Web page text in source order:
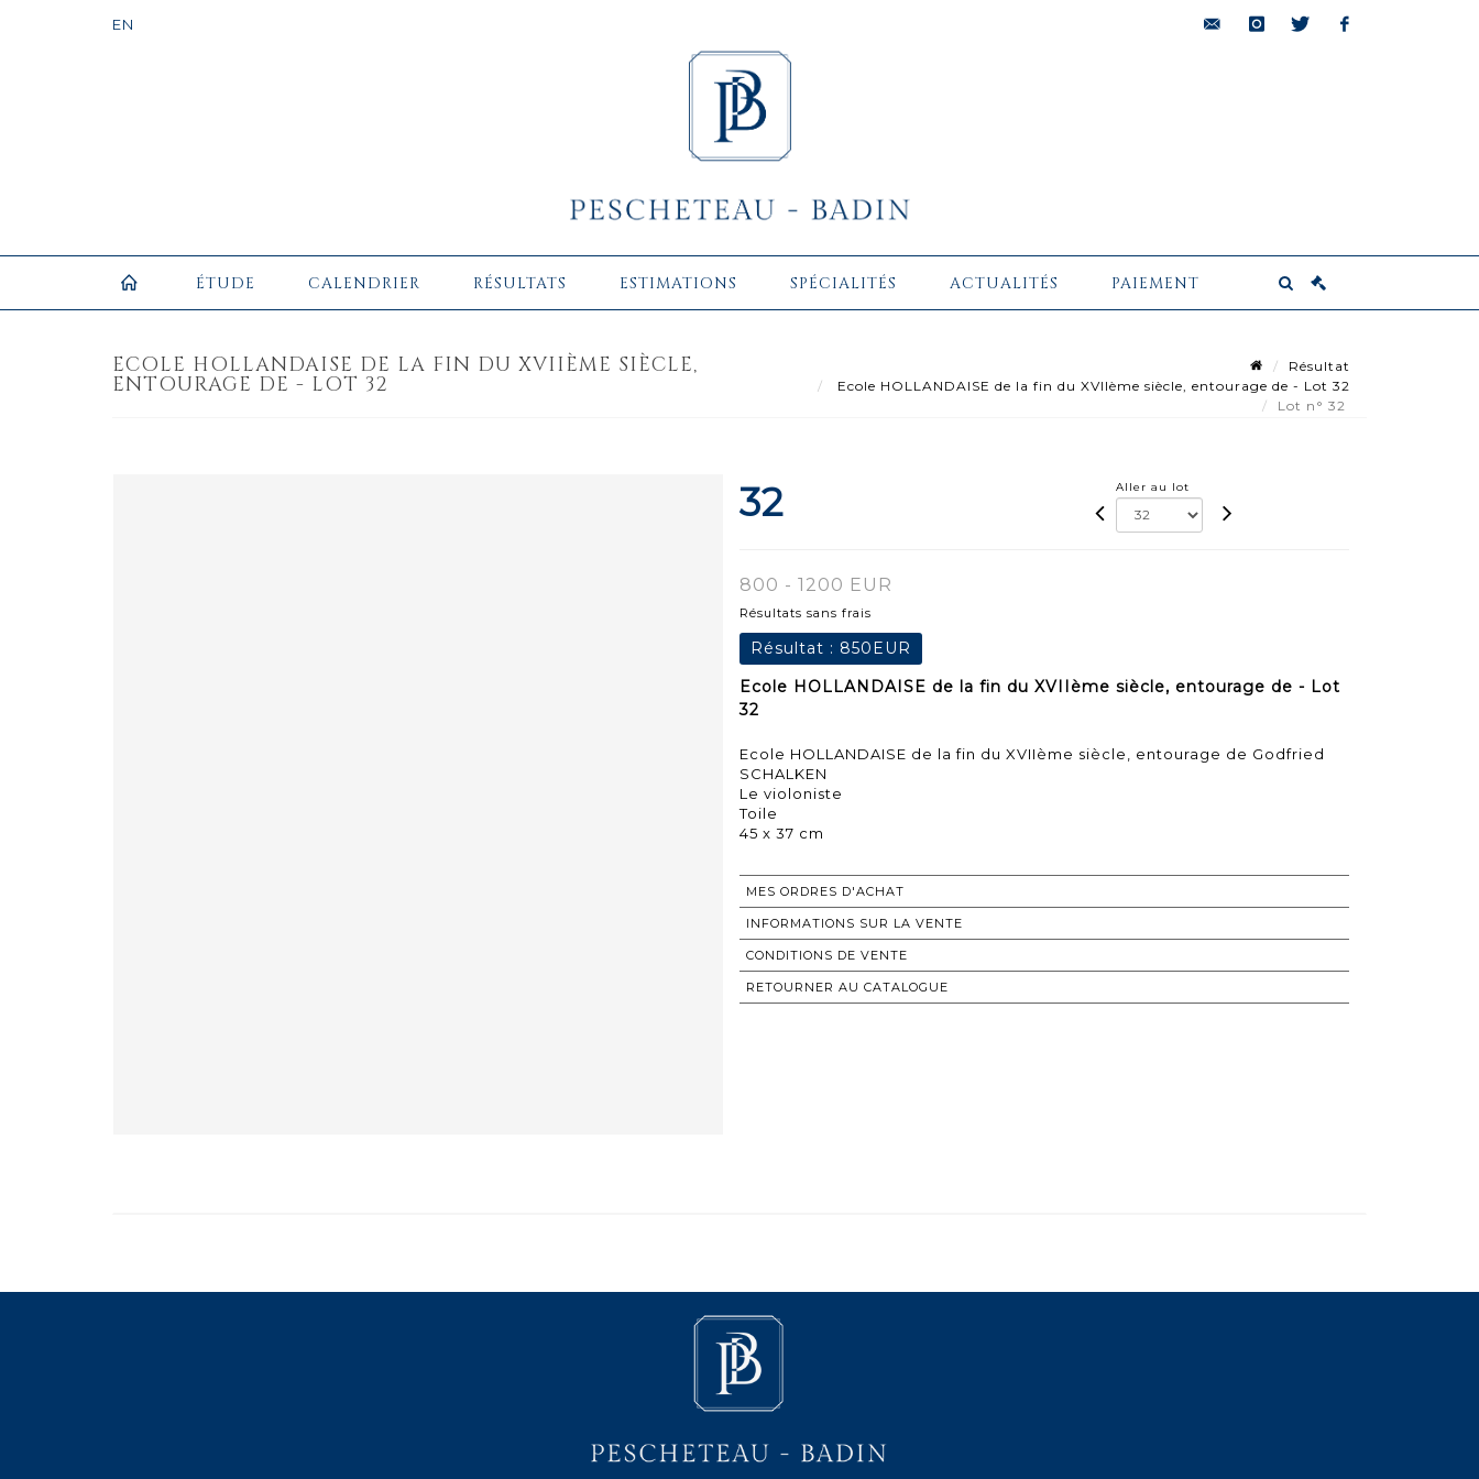
ÉTUDE CALENDRIER RÉSULTATS ESTIMATIONS SPÉCIALITÉS ACTUALITÉS PAIEMENT
ECOLE HOLLANDAISE DE LA FIN DU XVIIÈME SIÈCLE,
ENTOURAGE DE - LOT 32
Résultat
Ecole HOLLANDAISE de la fin du XVIIème siècle, entourage de - Lot 32
Lot n° 32
32 Aller au lot
800 - 1200 EUR
Résultats sans frais
Résultat : 850EUR
Ecole HOLLANDAISE de la fin du XVIIème siècle, entourage de - Lot
32
Ecole HOLLANDAISE de la fin du XVIIème siècle, entourage de Godfried
SCHALKEN
Le violoniste
Toile
45 x 37 cm
MES ORDRES D'ACHAT
INFORMATIONS SUR LA VENTE
CONDITIONS DE VENTE
RETOURNER AU CATALOGUE